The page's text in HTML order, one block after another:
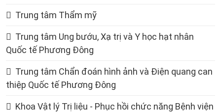
Trung tâm Thẩm mỹ
Trung tâm Ung bướu, Xạ trị và Y học hạt nhân
Quốc tế Phương Đông
Trung tâm Chẩn đoán hình ảnh và Điện quang can
thiệp Quốc tế Phương Đông
Khoa Vật lý Trị liệu - Phục hồi chức năng Bệnh viện